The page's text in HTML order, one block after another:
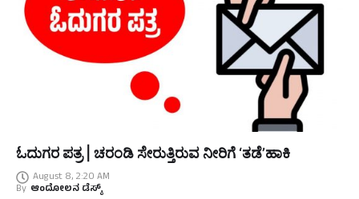
ಓದುಗರ ಪತ್ರ | ಚರಂಡಿ ಸೇರುತ್ತಿರುವ ನೀರಿಗೆ ‘ತಡೆ’ಹಾಕಿ
August 8, 2:20 AM
By ಆಂದೋಲನ ಡೆಸ್ಕ್